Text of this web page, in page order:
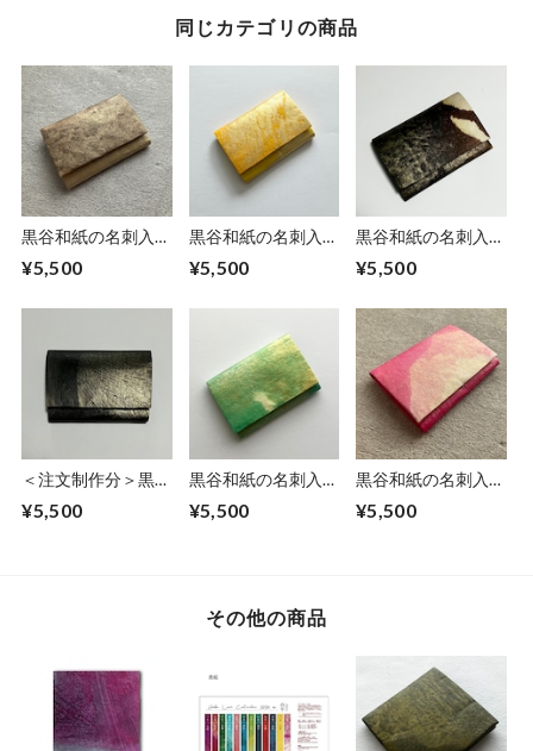
同じカテゴリの商品
黒谷和紙の名刺入れ
¥5,500
黒谷和紙の名刺入れ
¥5,500
黒谷和紙の名刺入れ
¥5,500
＜注文制作分＞黒谷
曜】No.4
¥5,500
黒谷和紙の名刺入れ
¥5,500
黒谷和紙の名刺入れ
¥5,500
その他の商品